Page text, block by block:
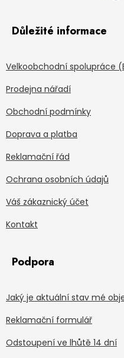
Důležité informace
Velkoobchodní spolupráce
Prodejna nářadí
Obchodní podmínky
Doprava a platba
Reklamační řád
Ochrana osobních údajů
Váš zákaznický účet
Kontakt
Podpora
Jaký je aktuální stav mé
Reklamační formulář
Odstoupení ve lhůtě 14 dní